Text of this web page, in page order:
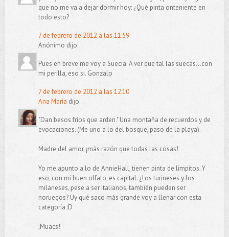
que no me va a dejar dormir hoy: ¿Qué pinta onteniente en
todo esto?
7 de febrero de 2012 a las 11:59
Anónimo dijo...
Pues en breve me voy a Suecia. A ver que tal las suecas...con
mi perilla, eso si. Gonzalo
7 de febrero de 2012 a las 12:10
Ana María dijo...
"Dan besos fríos que arden." Una montaña de recuerdos y de
evocaciones. (Me uno a lo del bosque, paso de la playa).
Madre del amor, ¡más razón que todas las cosas!
Yo me apunto a lo de AnnieHall, tienen pinta de limpitos. Y
eso, con mi buen olfato, es capital. ¿Los turineses y los
milaneses, pese a ser italianos, también pueden ser
noruegos? Uy qué saco más grande voy a llenar con esta
categoría :D
¡Muacs!